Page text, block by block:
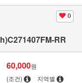
0
RR
60,000원
(조건) 지역별